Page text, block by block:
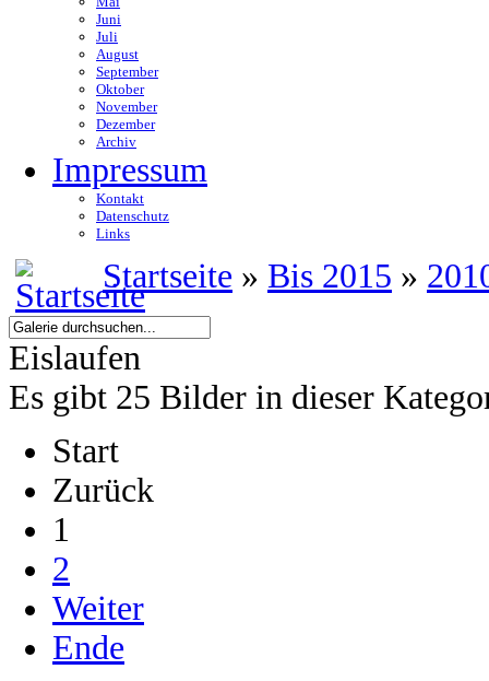
Juni
Juli
August
September
Oktober
November
Dezember
Archiv
Impressum
Kontakt
Datenschutz
Links
Startseite » Bis 2015 »
Eislaufen
Es gibt 25 Bilder in dieser
Start
Zurück
1
2
Weiter
Ende